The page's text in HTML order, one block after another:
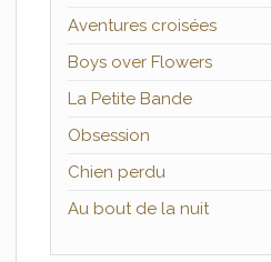
Aventures croisées
Boys over Flowers
La Petite Bande
Obsession
Chien perdu
Au bout de la nuit